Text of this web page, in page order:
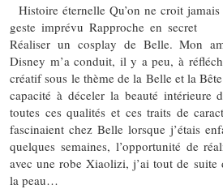
Histoire éternelle Qu’on ne croit
geste imprévu Rapproche en secret
Réaliser un cosplay de Belle. Mon
Disney m’a conduit, il y a peu, à
créatif sous le thème de la Belle et la
capacité à déceler la beauté intérieure
toutes ces qualités et ces traits de
fascinaient chez Belle lorsque j’étais
quelques semaines, l’opportunité de
avec une robe Xiaolizi, j’ai tout de suite
la peau…